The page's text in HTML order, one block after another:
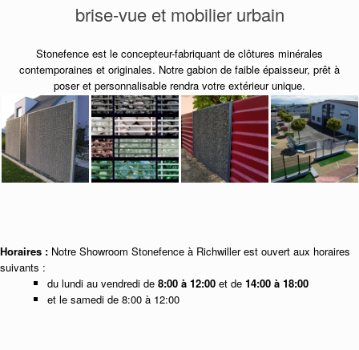
brise-vue et mobilier urbain
Stonefence est le concepteur-fabriquant de clôtures minérales
contemporaines et originales. Notre gabion de faible épaisseur, prêt à
poser et personnalisable rendra votre extérieur unique.
Horaires : Notre Showroom Stonefence à Richwiller est ouvert aux horaires
suivants :
du lundi au vendredi de 8:00 à 12:00et de14:00 à 18:00
et le samedi de 8:00 à 12:00